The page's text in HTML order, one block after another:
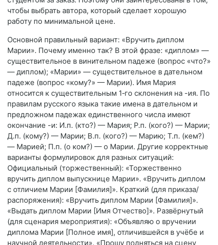
чтобы выбрать автора, который сделает хорошую
работу по минимальной цене.
Основной правильный вариант: «Вручить диплом
Марии». Почему именно так? В этой фразе: «диплом» —
существительное в винительном падеже (вопрос «что?»
— диплом); «Марии» — существительное в дательном
падеже (вопрос «кому?» — Марии). Имя Мария
относится к существительным 1‑го склонения на -ия. По
правилам русского языка такие имена в дательном и
предложном падежах единственного числа имеют
окончание -и: И.п. (кто?) — Мария; Р.п. (кого?) — Марии;
Д.п. (кому?) — Марии; В.п. (кого?) — Марию; Т.п. (кем?)
— Марией; П.п. (о ком?) — о Марии. Другие корректные
варианты формулировок для разных ситуаций:
Официальный (торжественный): «Торжественно
вручить диплом выпускнице Марии». «Вручить диплом
с отличием Марии [Фамилия]». Краткий (для приказа/
распоряжения): «Вручить диплом Марии [Фамилия]».
«Выдать диплом Марии [Имя Отчество]». Развёрнутый
(для сценария мероприятия): «Объявляю о вручении
диплома Марии [Полное имя], отличившейся в учёбе и
научной деятельности». «Прошу подняться на сцену